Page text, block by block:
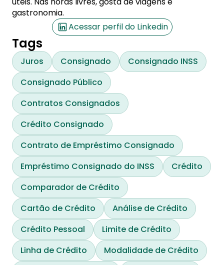
gastronomia.
Acessar perfil do Linkedin
Tags
Juros Consignado
Consignado INSS
Consignado Público
Contratos Consignados
Crédito Consignado
Contrato de Empréstimo Consignado
Empréstimo Consignado do INSS
Crédito
Comparador de Crédito
Cartão de Crédito
Análise de Crédito
Crédito Pessoal
Limite de Crédito
Linha de Crédito
Modalidade de Crédito